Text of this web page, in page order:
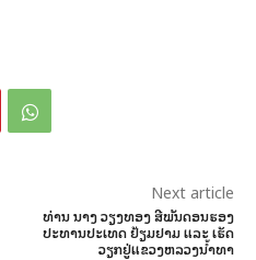
Next article
ທ່ານ ນາງ ວຽງທອງ ສີພັນດອນຮອງ
ປະທານປະເທດ ຢ້ຽມຢາມ ແລະ ເຮັດ
ວຽກຢູ່ແຂວງຫລວງນໍ້າທາ